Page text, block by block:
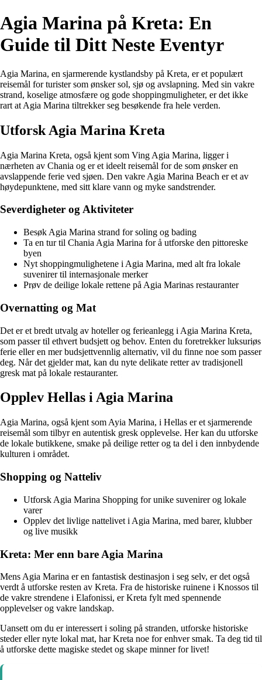
Agia Marina på Kreta: En
Guide til Ditt Neste Eventyr
Agia Marina, en sjarmerende kystlandsby på Kreta, er et populært
reisemål for turister som ønsker sol, sjø og avslapning. Med sin vakre
strand, koselige atmosfære og gode shoppingmuligheter, er det ikke
rart at Agia Marina tiltrekker seg besøkende fra hele verden.
Utforsk Agia Marina Kreta
Agia Marina Kreta, også kjent som Ving Agia Marina, ligger i
nærheten av Chania og er et ideelt reisemål for de som ønsker en
avslappende ferie ved sjøen. Den vakre Agia Marina Beach er et av
høydepunktene, med sitt klare vann og myke sandstrender.
Severdigheter og Aktiviteter
Besøk Agia Marina strand for soling og bading
Ta en tur til Chania Agia Marina for å utforske den pittoreske
byen
Nyt shoppingmulighetene i Agia Marina, med alt fra lokale
suvenirer til internasjonale merker
Prøv de deilige lokale rettene på Agia Marinas restauranter
Overnatting og Mat
Det er et bredt utvalg av hoteller og ferieanlegg i Agia Marina Kreta,
som passer til ethvert budsjett og behov. Enten du foretrekker luksuriøs
ferie eller en mer budsjettvennlig alternativ, vil du finne noe som passer
deg. Når det gjelder mat, kan du nyte delikate retter av tradisjonell
gresk mat på lokale restauranter.
Opplev Hellas i Agia Marina
Agia Marina, også kjent som Ayia Marina, i Hellas er et sjarmerende
reisemål som tilbyr en autentisk gresk opplevelse. Her kan du utforske
de lokale butikkene, smake på deilige retter og ta del i den innbydende
kulturen i området.
Shopping og Natteliv
Utforsk Agia Marina Shopping for unike suvenirer og lokale
varer
Opplev det livlige nattelivet i Agia Marina, med barer, klubber
og live musikk
Kreta: Mer enn bare Agia Marina
Mens Agia Marina er en fantastisk destinasjon i seg selv, er det også
verdt å utforske resten av Kreta. Fra de historiske ruinene i Knossos til
de vakre strendene i Elafonissi, er Kreta fylt med spennende
opplevelser og vakre landskap.
Uansett om du er interessert i soling på stranden, utforske historiske
steder eller nyte lokal mat, har Kreta noe for enhver smak. Ta deg tid til
å utforske dette magiske stedet og skape minner for livet!